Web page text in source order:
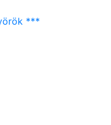
***